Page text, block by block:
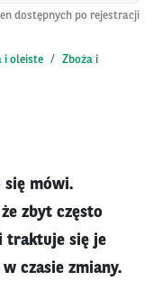
dostępnych po rejestracji
i oleiste
Zboża i
się mówi.
zbyt często
traktuje się je
czasie zmiany.